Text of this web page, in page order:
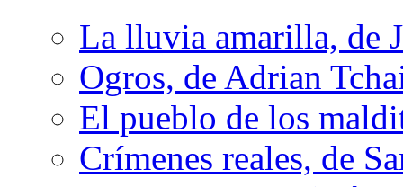
La lluvia amarilla, de
Ogros, de Adrian
El pueblo de los
Crímenes reales, de